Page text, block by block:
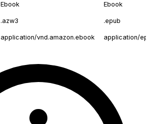
Ebook Ebook
.azw3 .epub
application/vnd.amazon.ebook application/